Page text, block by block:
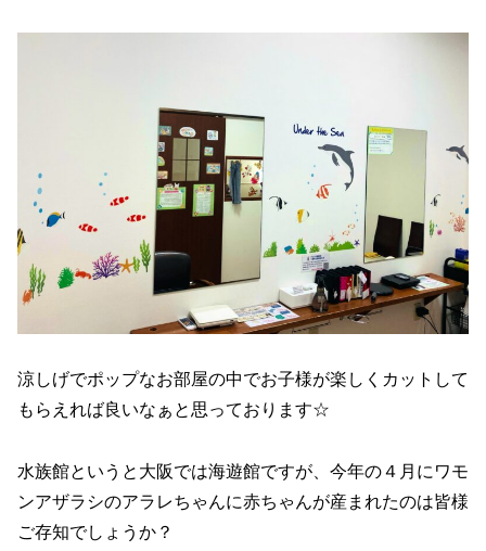
涼しげでポップなお部屋の中でお子様が楽しくカットして
もらえれば良いなぁと思っております☆
水族館というと大阪では海遊館ですが、今年の４月にワモ
ンアザラシのアラレちゃんに赤ちゃんが産まれたのは皆様
ご存知でしょうか？